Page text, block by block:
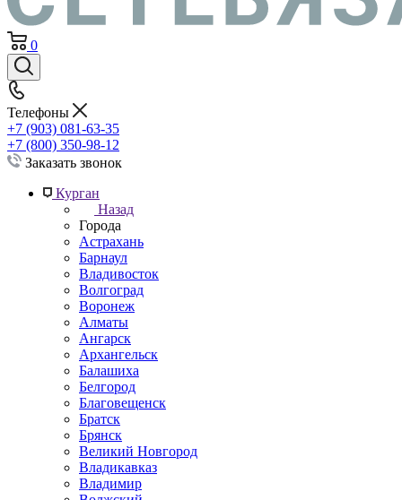
0
Телефоны
+7 (903) 081-63-35
+7 (800) 350-98-12
Заказать звонок
Курган
Назад
Города
Астрахань
Барнаул
Владивосток
Волгоград
Воронеж
Алматы
Ангарск
Архангельск
Балашиха
Белгород
Благовещенск
Братск
Брянск
Великий Новгород
Владикавказ
Владимир